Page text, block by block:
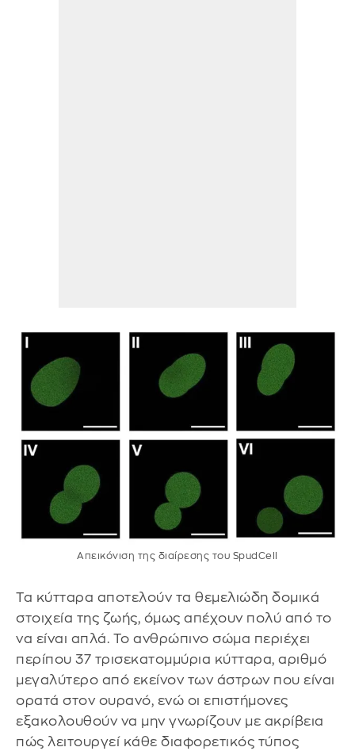
Απεικόνιση της διαίρεσης του SpudCell
Τα κύτταρα αποτελούν τα θεμελιώδη δομικά
στοιχεία της ζωής, όμως απέχουν πολύ από το
να είναι απλά. Το ανθρώπινο σώμα περιέχει
περίπου 37 τρισεκατομμύρια κύτταρα, αριθμό
μεγαλύτερο από εκείνον των άστρων που είναι
ορατά στον ουρανό, ενώ οι επιστήμονες
εξακολουθούν να μην γνωρίζουν με ακρίβεια
πώς λειτουργεί κάθε διαφορετικός τύπος